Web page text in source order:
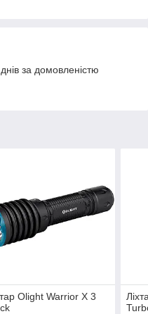
за домовленістю
Olight Warrior X 3